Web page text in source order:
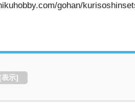
gohan/
[表示]